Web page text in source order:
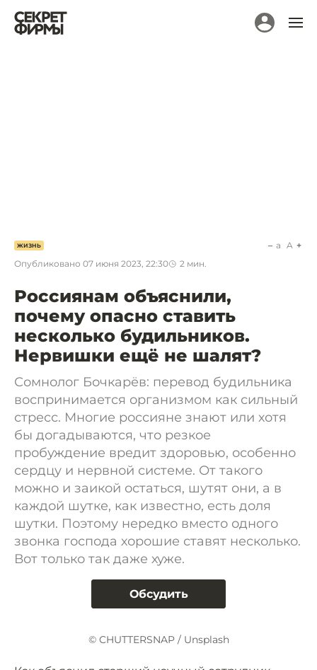
ЖИЗНЬ
Опубликовано 07 июня 2023, 22:30 2 мин.
a A
Россиянам объяснили,
почему опасно ставить
несколько будильников.
Нервишки ещё не шалят?
Сомнолог Бочкарёв: перевод будильника
воспринимается организмом как сильный
стресс. Многие россияне знают или хотя
бы догадываются, что резкое
пробуждение вредит здоровью, особенно
сердцу и нервной системе. От такого
можно и заикой остаться, шутят они, а в
каждой шутке, как известно, есть доля
шутки. Поэтому нередко вместо одного
звонка господа хорошие ставят несколько.
Вот только так даже хуже.
Обсудить
© CHUTTERSNAP / Unsplash